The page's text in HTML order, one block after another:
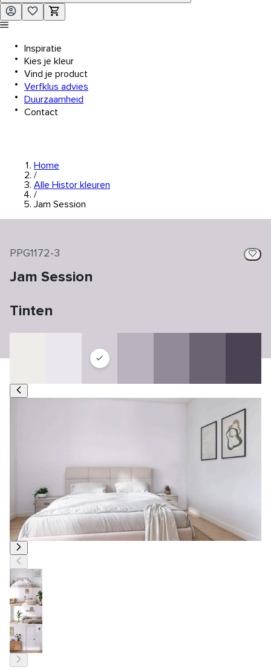
Inspiratie
Kies je kleur
Vind je product
Verfklus advies
Duurzaamheid
Contact
Home
/
Alle Histor kleuren
/
Jam Session
PPG1172-3
Jam Session
Tinten